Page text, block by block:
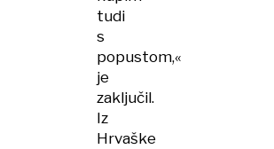
tudi
s
popustom,«
je
zaključil.
Iz
Hrvaške